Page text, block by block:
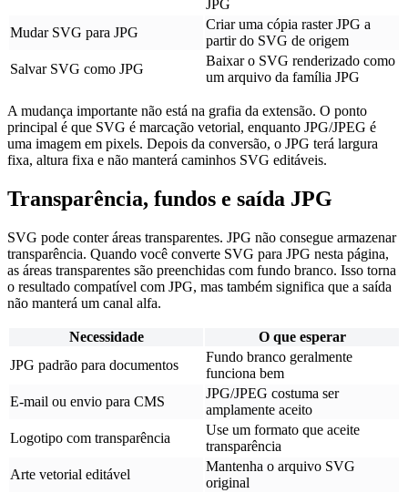
JPG
Mudar SVG para JPG
Criar uma cópia raster JPG a
partir do SVG de origem
Salvar SVG como JPG
Baixar o SVG renderizado como
um arquivo da família JPG
A mudança importante não está na grafia da extensão. O ponto
principal é que SVG é marcação vetorial, enquanto JPG/JPEG é
uma imagem em pixels. Depois da conversão, o JPG terá largura
fixa, altura fixa e não manterá caminhos SVG editáveis.
Transparência, fundos e saída JPG
SVG pode conter áreas transparentes. JPG não consegue armazenar
transparência. Quando você converte SVG para JPG nesta página,
as áreas transparentes são preenchidas com fundo branco. Isso torna
o resultado compatível com JPG, mas também significa que a saída
não manterá um canal alfa.
Necessidade
O que esperar
JPG padrão para documentos
Fundo branco geralmente
funciona bem
E-mail ou envio para CMS
JPG/JPEG costuma ser
amplamente aceito
Logotipo com transparência
Use um formato que aceite
transparência
Arte vetorial editável
Mantenha o arquivo SVG
original